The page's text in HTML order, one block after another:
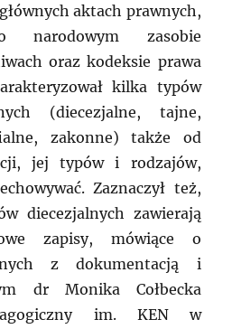
aktach prawnych,
zasobie
oraz kodeksie prawa
kilka typów
(diecezjalne, tajne,
zakonne) także od
jej typów i rodzajów,
Zaznaczył też,
diecezjalnych zawierają
zapisy, mówiące o
z dokumentacją i
dr Monika Cołbecka
im. KEN w